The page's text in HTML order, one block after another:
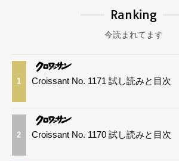
Ranking
今読まれてます
1 Croissant No. 1171 試し読みと目次
2 Croissant No. 1170 試し読みと目次